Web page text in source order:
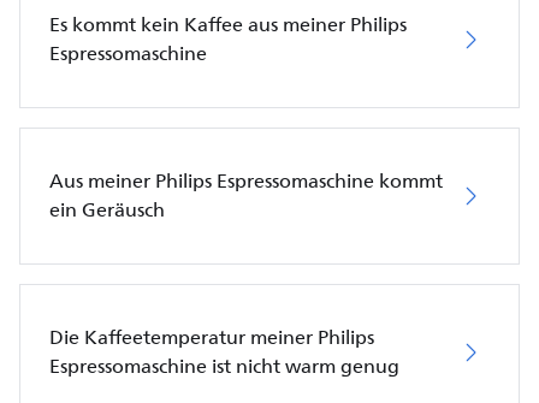
Es kommt kein Kaffee aus meiner Philips
Espressomaschine
Aus meiner Philips Espressomaschine kommt
ein Geräusch
Die Kaffeetemperatur meiner Philips
Espressomaschine ist nicht warm genug